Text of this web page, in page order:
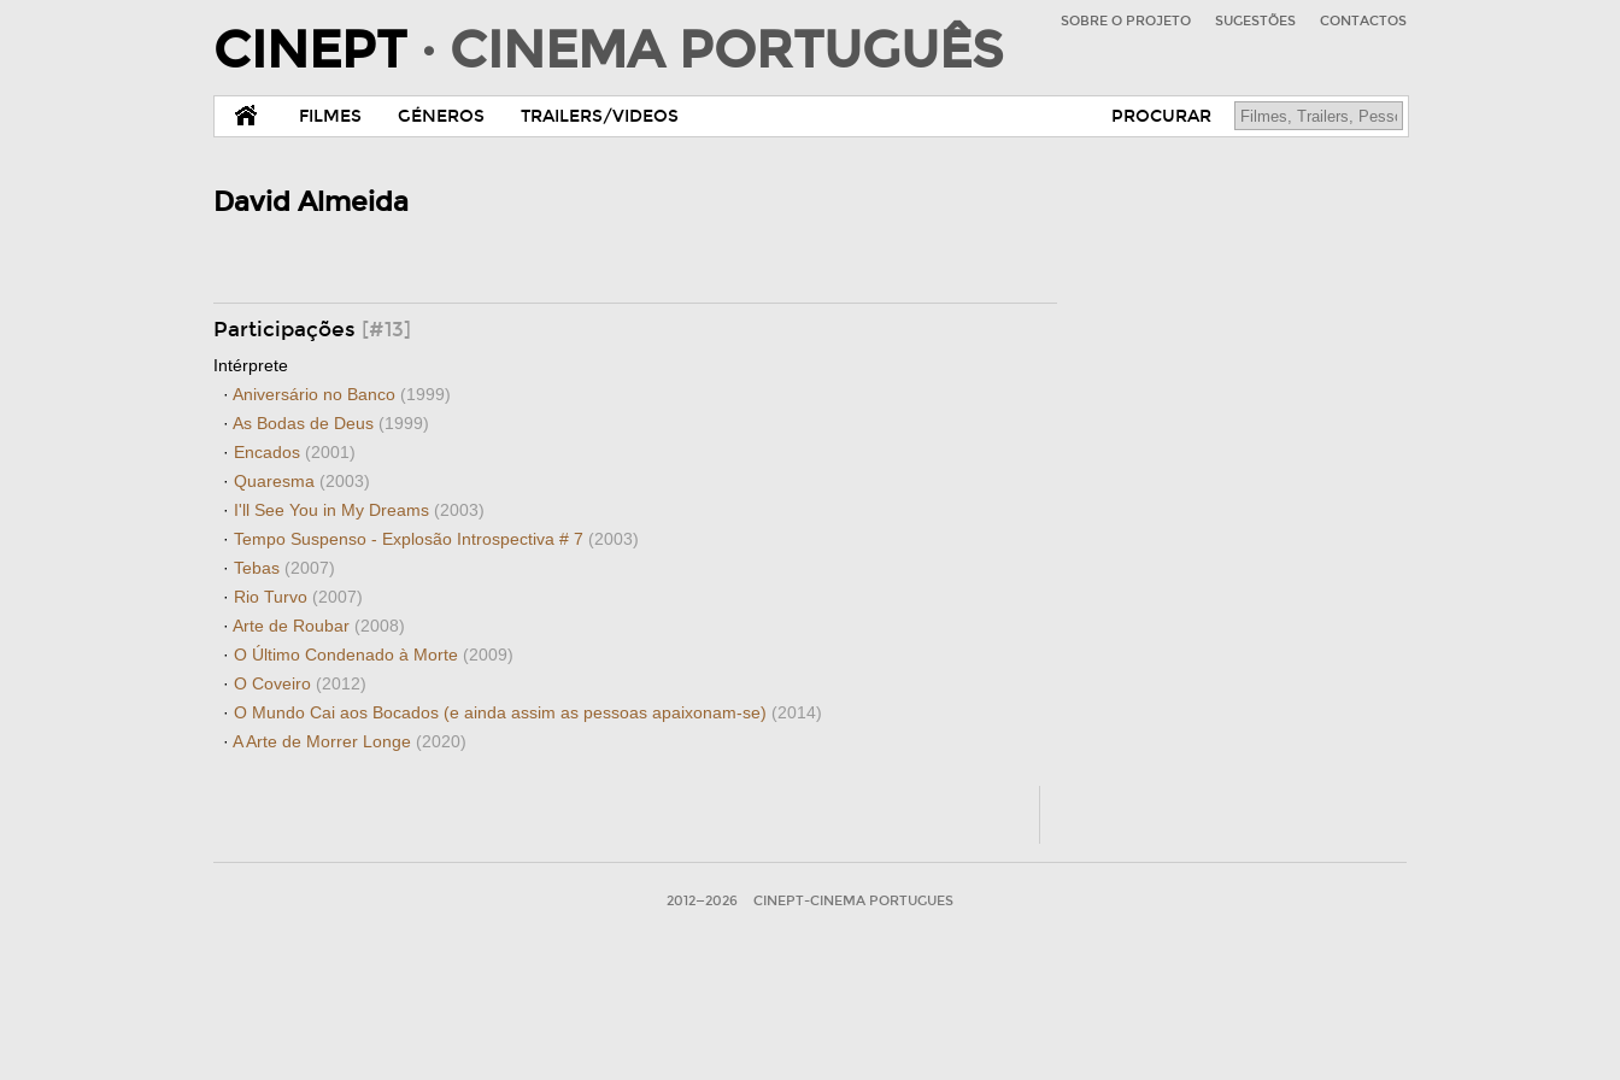
CINEPT · CINEMA PORTUGUÊS SOBRE O PROJETO SUGESTÕES CONTACTOS
FILMES GÉNEROS TRAILERS/VIDEOS PROCURAR
David Almeida
Participações [#13]
Intérprete
· Aniversário no Banco (1999)
· As Bodas de Deus (1999)
· Encados (2001)
· Quaresma (2003)
· I'll See You in My Dreams (2003)
· Tempo Suspenso - Explosão Introspectiva # 7 (2003)
· Tebas (2007)
· Rio Turvo (2007)
· Arte de Roubar (2008)
· O Último Condenado à Morte (2009)
· O Coveiro (2012)
· O Mundo Cai aos Bocados (e ainda assim as pessoas apaixonam-se) (2014)
· A Arte de Morrer Longe (2020)
2012—2026 CINEPT-CINEMA PORTUGUES